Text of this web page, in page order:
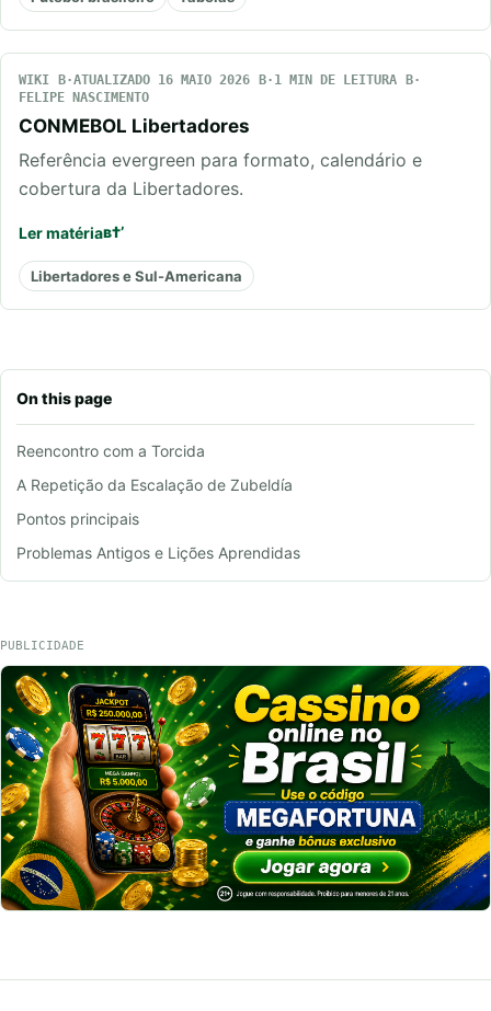
On this page
Reencontro com a Torcida
A Repetição da Escalação de Zubeldía
Pontos principais
Problemas Antigos e Lições Aprendidas
WIKI ATUALIZADO 16 MAIO 2026
1 MIN DE LEITURA
FELIPE NASCIMENTO
CONMEBOL Libertadores
Referência evergreen para formato, calendário e
cobertura da Libertadores.
Ler matéria
Libertadores e Sul-Americana
PUBLICIDADE